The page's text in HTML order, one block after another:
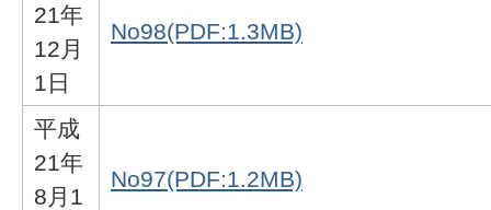
21年
12月
1日
No98(PDF:1.3MB)
平成
21年
8月1
No97(PDF:1.2MB)